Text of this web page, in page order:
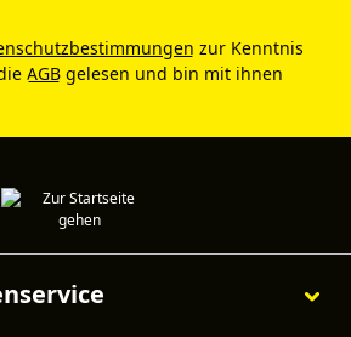
zur Kenntnis
AGB gelesen und bin mit ihnen